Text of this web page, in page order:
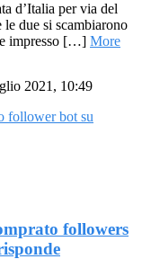
d’Italia per via del
due si scambiarono
impresso […] More
2021, 10:49
followers